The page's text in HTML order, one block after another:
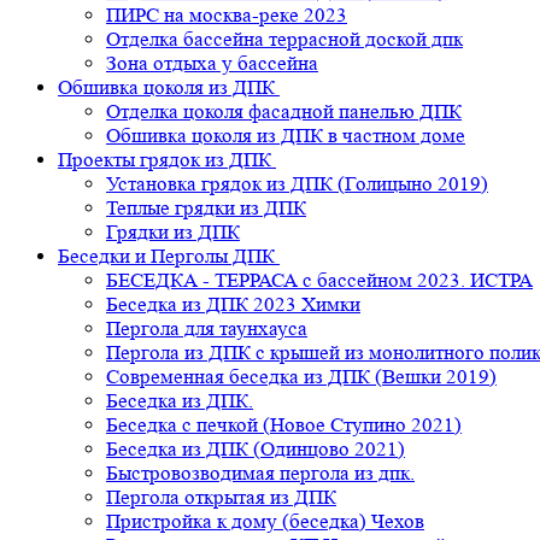
ПИРС на москва-реке 2023
Отделка бассейна террасной доской дпк
Зона отдыха у бассейна
Обшивка цоколя из ДПК
Отделка цоколя фасадной панелью ДПК
Обшивка цоколя из ДПК в частном доме
Проекты грядок из ДПК
Установка грядок из ДПК (Голицыно 2019)
Теплые грядки из ДПК
Грядки из ДПК
Беседки и Перголы ДПК
БЕСЕДКА - ТЕРРАСА с бассейном 2023. ИСТРА
Беседка из ДПК 2023 Химки
Пергола для таунхауса
Пергола из ДПК с крышей из монолитного
Современная беседка из ДПК (Вешки 2019)
Беседка из ДПК.
Беседка с печкой (Новое Ступино 2021)
Беседка из ДПК (Одинцово 2021)
Быстровозводимая пергола из дпк.
Пергола открытая из ДПК
Пристройка к дому (беседка) Чехов